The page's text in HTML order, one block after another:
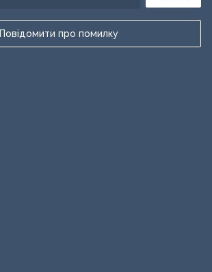
Повідомити про помилку